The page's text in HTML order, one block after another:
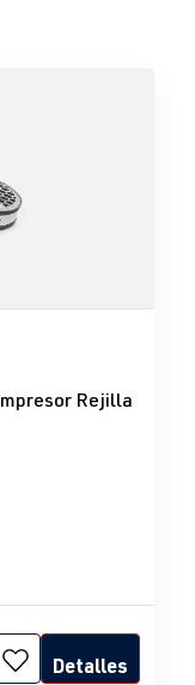
Rejilla
Detalles